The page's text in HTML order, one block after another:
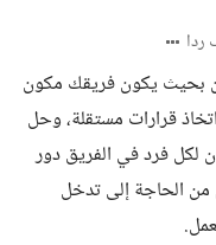
بحيث يكون فريقك مكون
قرارات مستقلة، وحل
لكل فرد في الفريق دور
الحاجة إلى تدخل